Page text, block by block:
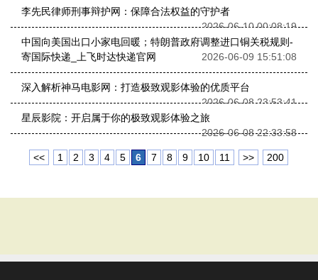
李先民律师刑事辩护网：保障合法权益的守护者
2026-06-10 00:08:19
中国向美国出口小家电回暖；特朗普政府调整进口铜关税规则-
寄国际快递_上飞时达快递官网
2026-06-09 15:51:08
深入解析神马电影网：打造极致观影体验的优质平台
2026-06-08 23:53:41
星辰影院：开启属于你的极致观影体验之旅
2026-06-08 22:33:58
<< 1 2 3 4 5 6 7 8 9 10 11 >> 200